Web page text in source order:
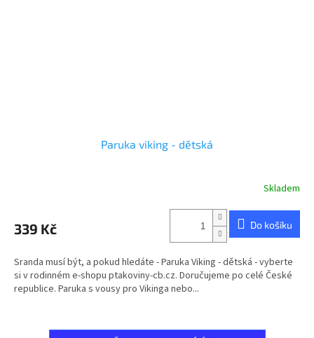
Paruka viking - dětská
Skladem
339 Kč Do košíku
Sranda musí být, a pokud hledáte - Paruka Viking - dětská - vyberte
si v rodinném e-shopu ptakoviny-cb.cz. Doručujeme po celé České
republice. Paruka s vousy pro Vikinga nebo...